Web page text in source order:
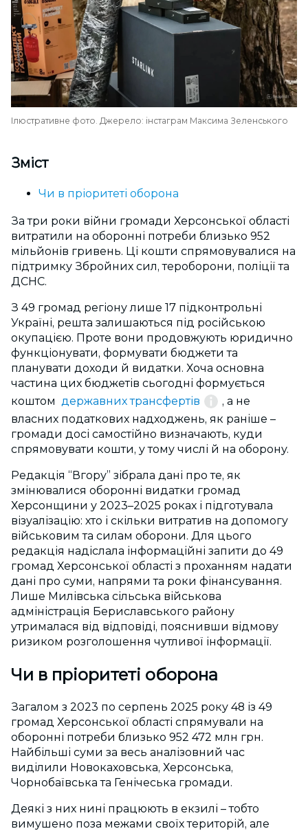
Ілюстративне фото. Джерело: інстаграм Максима Зеленського
Зміст
Чи в пріоритеті оборона
За три роки війни громади Херсонської області
витратили на оборонні потреби близько 952
мільйонів гривень. Ці кошти спрямовувалися на
підтримку Збройних сил, тероборони, поліції та
ДСНС.
З 49 громад регіону лише 17 підконтрольні
Україні, решта залишаються під російською
окупацією. Проте вони продовжують юридично
функціонувати, формувати бюджети та
планувати доходи й видатки. Хоча основна
частина цих бюджетів сьогодні формується
коштом державних трансфертів
, а не
власних податкових надходжень, як раніше –
громади досі самостійно визначають, куди
спрямовувати кошти, у тому числі й на оборону.
Редакція “Вгору” зібрала дані про те, як
змінювалися оборонні видатки громад
Херсонщини у 2023–2025 роках і підготувала
візуалізацію: хто і скільки витратив на допомогу
військовим та силам оборони. Для цього
редакція надіслала інформаційні запити до 49
громад Херсонської області з проханням надати
дані про суми, напрями та роки фінансування.
Лише Милівська сільська військова
адміністрація Бериславського району
утрималася від відповіді, пояснивши відмову
ризиком розголошення чутливої інформації.
Чи в пріоритеті оборона
Загалом з 2023 по серпень 2025 року 48 із 49
громад Херсонської області спрямували на
оборонні потреби близько 952 472 млн грн.
Найбільші суми за весь аналізовний час
виділили Новокаховська, Херсонська,
Чорнобаївська та Генічеська громади.
Деякі з них нині працюють в екзилі – тобто
вимушено поза межами своїх територій, але